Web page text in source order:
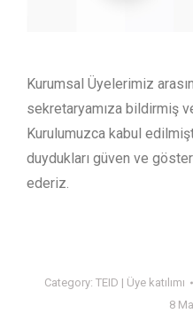
Kurumsal Üyelerimiz
sekretaryamıza bildirmiş
Kurulumuzca kabul
duydukları güven ve
ederiz.
Category: TEID | Üye katılımı
8